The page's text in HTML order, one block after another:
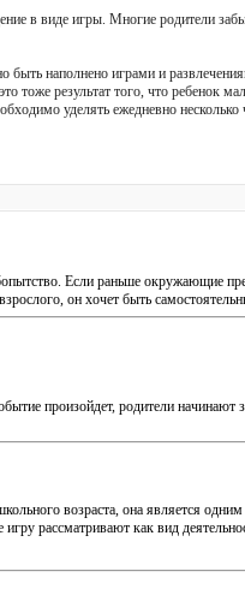
в виде игры. Многие родители
быть наполнено играми и
тоже результат того, что ребенок
уделять ежедневно
Если раньше окружающие
он хочет быть
произойдет, родители
возраста, она является
рассматривают как вид